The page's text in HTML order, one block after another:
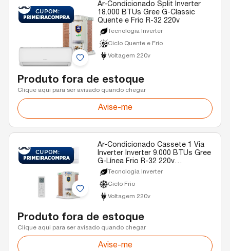
Ar-Condicionado Split Inverter
18.000 BTUs Gree G-Classic
Quente e Frio R-32 220v
Tecnologia Inverter
Ciclo Quente e Frio
Voltagem 220v
Produto fora de estoque
Clique aqui para ser avisado quando chegar
Avise-me
Ar-Condicionado Cassete 1 Via
Inverter Inverter 9.000 BTUs Gree
G-Línea Frio R-32 220v
Monofásico
Tecnologia Inverter
Ciclo Frio
Voltagem 220v
Produto fora de estoque
Clique aqui para ser avisado quando chegar
Avise-me